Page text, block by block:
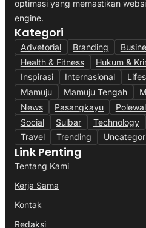
optimasi yang memastikan
engine.
Kategori
Advetorial Branding
Health & Fitness
Hukum &
Inspirasi
Internasional
Mamuju
Mamuju Tengah
News
Pasangkayu
Social
Sulbar Technology
Travel
Trending
Link Penting
Tentang Kami
Kerja Sama
Kontak
Redaksi